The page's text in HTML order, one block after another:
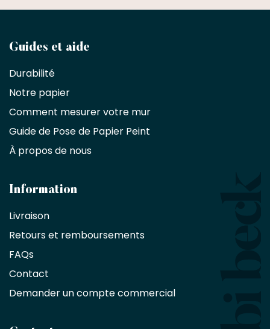
Devenez
partenaire
commercial
Décorateurs
d'intérieur,
designers
architectes
d'une
exclusive
de
%
sur
Guides et aide
Durabilité
Notre papier
Comment mesurer votre mur
Guide de Pose de Papier Peint
À propos de nous
Information
Livraison
Retours et remboursements
FAQs
Contact
Demander un compte commercial